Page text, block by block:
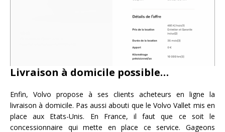
Livraison à domicile possible…
Enfin, Volvo propose à ses clients acheteurs en ligne la
livraison à domicile. Pas aussi abouti que le Volvo Vallet mis en
place aux Etats-Unis. En France, il faut que ce soit le
concessionnaire qui mette en place ce service. Gageons